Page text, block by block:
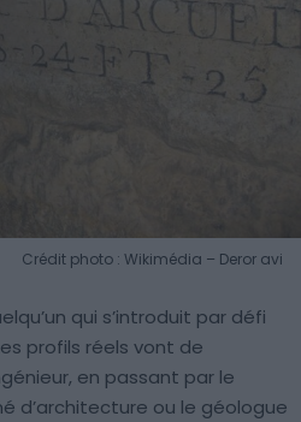
Crédit photo : Wikimédia – Deror avi
qui s’introduit par défi
profils réels vont de
en passant par le
d’architecture ou le géologue